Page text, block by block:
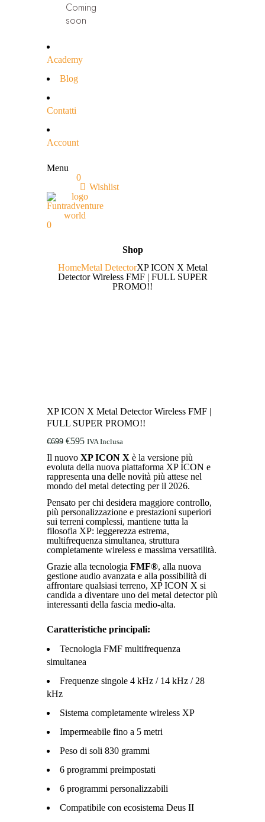
Coming
soon
Academy
Blog
Contatti
Account
Menu
0
Wishlist
0
Shop
HomeMetal DetectorXP ICON X Metal
Detector Wireless FMF | FULL SUPER
PROMO!!
XP ICON X Metal Detector Wireless FMF |
FULL SUPER PROMO!!
€699 Il
originale
era:
€699.
€595Il
attuale
è:
€595.
IVA Inclusa
Il nuovo XP ICON X è la versione più
evoluta della nuova piattaforma XP ICON e
rappresenta una delle novità più attese nel
mondo del metal detecting per il 2026.
Pensato per chi desidera maggiore controllo,
più personalizzazione e prestazioni superiori
sui terreni complessi, mantiene tutta la
filosofia XP: leggerezza estrema,
multifrequenza simultanea, struttura
completamente wireless e massima versatilità.
Grazie alla tecnologia FMF®, alla nuova
gestione audio avanzata e alla possibilità di
affrontare qualsiasi terreno, XP ICON X si
candida a diventare uno dei metal detector più
interessanti della fascia medio-alta.
Caratteristiche principali:
Tecnologia FMF multifrequenza
simultanea
Frequenze singole 4 kHz / 14 kHz / 28
kHz
Sistema completamente wireless XP
Impermeabile fino a 5 metri
Peso di soli 830 grammi
6 programmi preimpostati
6 programmi personalizzabili
Compatibile con ecosistema Deus II